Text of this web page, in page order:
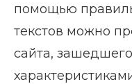
помощью
текстов можно
сайта,